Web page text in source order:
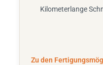
Kilometerlange
Zu den